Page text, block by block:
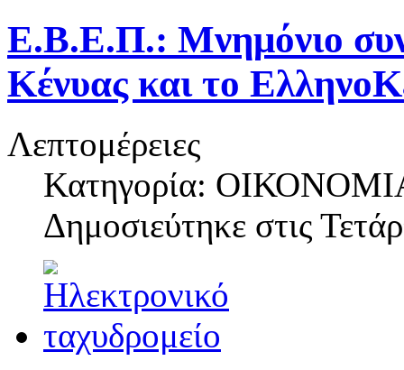
Ε.Β.Ε.Π.: Μνημόνιο
Κένυας και το
Λεπτομέρειες
Κατηγορία:
Δημοσιεύτηκε στις